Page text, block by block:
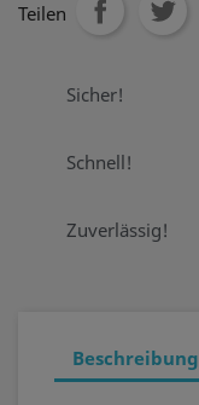
Teilen
Sicher!
Schnell!
Zuverlässig!
Beschreibung